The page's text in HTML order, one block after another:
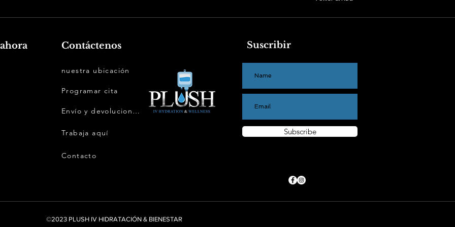
Contáctenos
nuestra ubicación
Programar cita
Envío y devoluciones
Trabaja aquí
Contacto
Suscribir
Subscribe
©2023 PLUSH IV HIDRATACIÓN & BIENESTAR